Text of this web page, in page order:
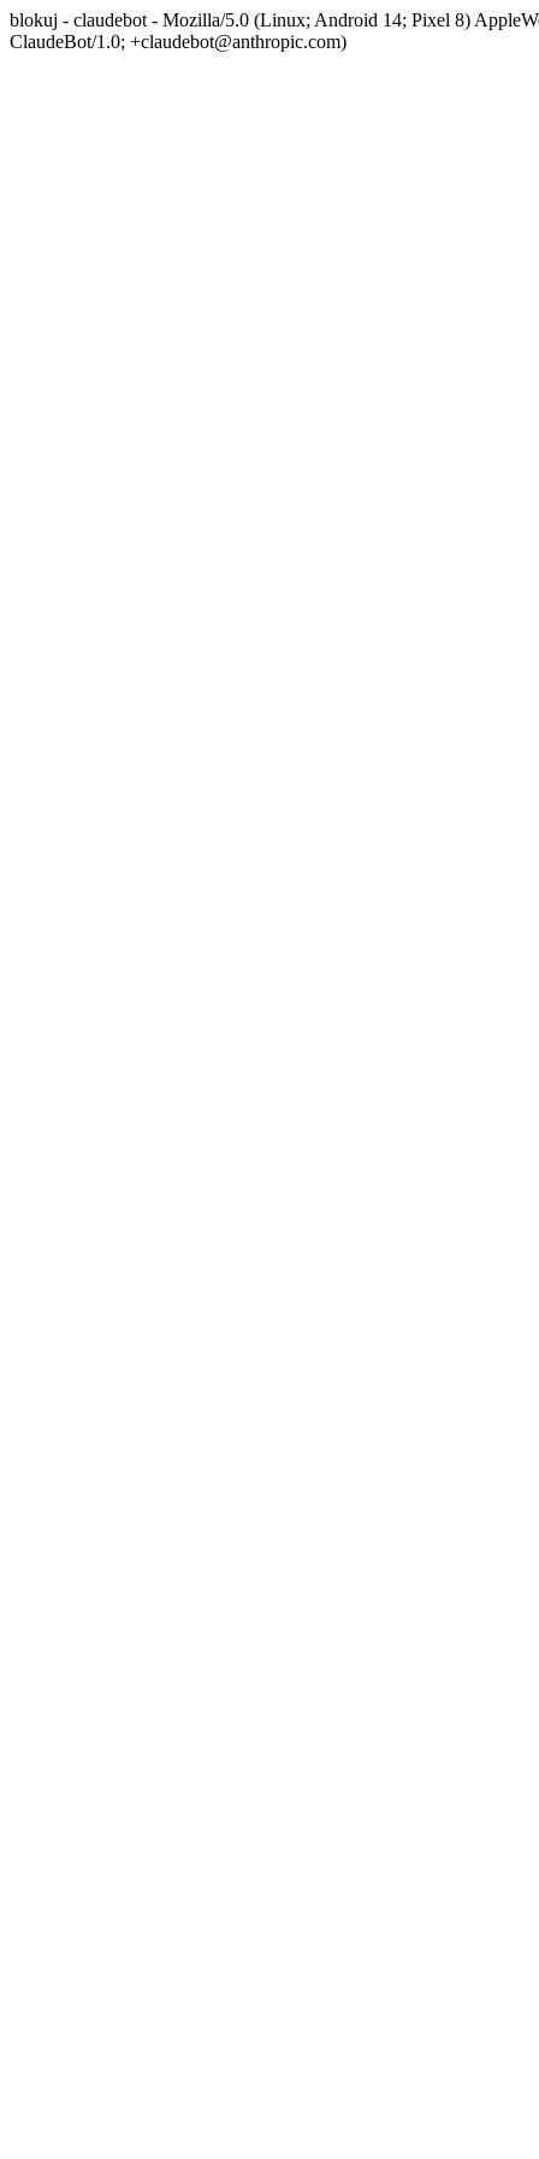
blokuj - claudebot - Mozilla/5.0 (Linux; Android 14; Pixel 8)
ClaudeBot/1.0; +claudebot@anthropic.com)